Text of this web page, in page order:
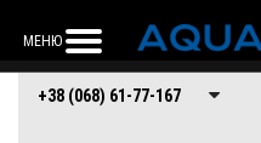
МЕНЮ
+38 (068) 61-77-
167
+38 (068) 61-77-167